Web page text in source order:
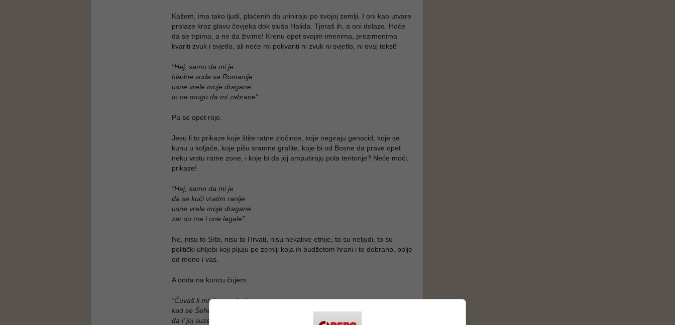
Kažem, ima tako ljudi, plaćenih da uriniraju po svojoj zemlji. I oni kao utvare
prolaze kroz glavu čovjeka dok sluša Halida. Tjeraš ih, a oni dolaze. Hoće
da se trpimo, a ne da živimo! Krenu opet svojim imenima, prezimenima
kvariti zvuk i svjetlo, ali neće mi pokvariti ni zvuk ni svjetlo, ni ovaj tekst!
“Hej, samo da mi je
hladne vode sa Romanije
usne vrele moje dragane
to ne mogu da mi zabrane”
Pa se opet roje.
Jesu li to prikaze koje štite ratne zločince, koje negiraju genocid, koje se
kunu u koljače, koje pišu sramne grafite, koje bi od Bosne da prave opet
neku vrstu ratne zone, i koje bi da joj amputiraju pola teritorije? Neće moći,
prikaze!
“Hej, samo da mi je
da se kući vratim ranije
usne vrele moje dragane
zar su me i one lagale”
Ne, nisu to Srbi, nisu to Hrvati, nisu nekakve etnije, to su neljudi, to su
politički uhljebi koji pljuju po zemlji koja ih budžetom hrani i to dobrano, bolje
od mene i vas.
A onda na koncu čujem:
“Čuvaš li mi dragu vilo ti
kad se Šeher zamagli
da l’ joj suze suše vjetrovi